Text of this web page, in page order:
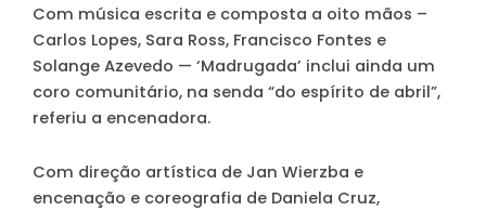
Com música escrita e composta a oito mãos –
Carlos Lopes, Sara Ross, Francisco Fontes e
Solange Azevedo — ‘Madrugada’ inclui ainda um
coro comunitário, na senda “do espírito de abril”,
referiu a encenadora.
Com direção artística de Jan Wierzba e
encenação e coreografia de Daniela Cruz,